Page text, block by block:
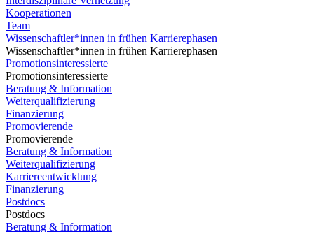
Kooperationen
Team
Wissenschaftler*innen in frühen Karrierephasen
Wissenschaftler*innen in frühen Karrierephasen
Promotionsinteressierte
Promotionsinteressierte
Beratung & Information
Weiterqualifizierung
Finanzierung
Promovierende
Promovierende
Beratung & Information
Weiterqualifizierung
Karriereentwicklung
Finanzierung
Postdocs
Postdocs
Beratung & Information